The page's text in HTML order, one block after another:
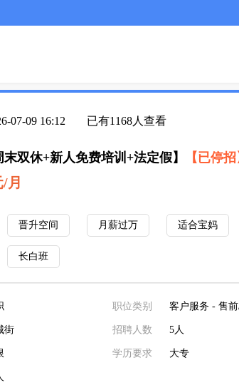
07-09 16:12 已有1168人查看
双休+新人免费培训+法定假】 【已停招
月
晋升空间 月薪过万 适合宝妈
长白班
街
职位类别 客户服务 - 售
招聘人数 5人
学历要求 大专